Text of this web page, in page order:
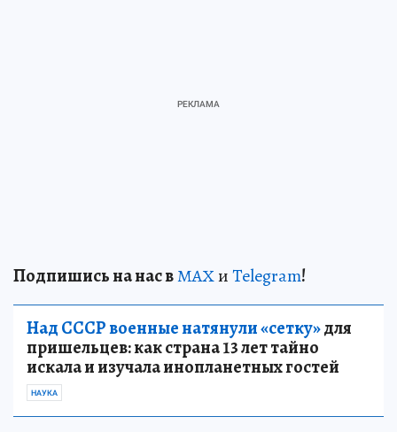
Подпишись на нас вМАХиTelegram!
Над СССР военные натянули «сетку»для
пришельцев: как страна 13 лет тайно
искала и изучала инопланетных гостей
НАУКА